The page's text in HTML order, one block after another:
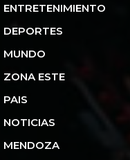
ENTRETENIMIENTO
DEPORTES
MUNDO
ZONA ESTE
PAIS
NOTICIAS
MENDOZA